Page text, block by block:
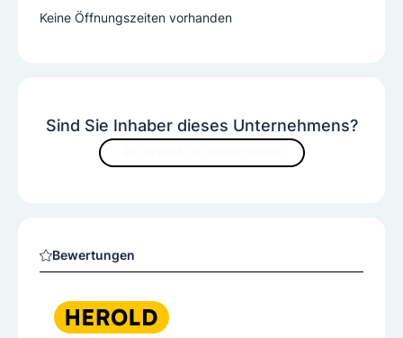
Sind Sie Inhaber dieses Unternehmens?
Bewertungen
Keine Öffnungszeiten vorhanden